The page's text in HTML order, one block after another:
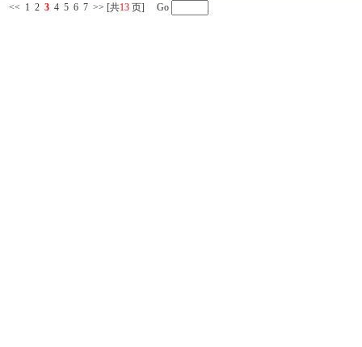
<< 1 2 3 4 5 6 7 >> [共13 页] Go